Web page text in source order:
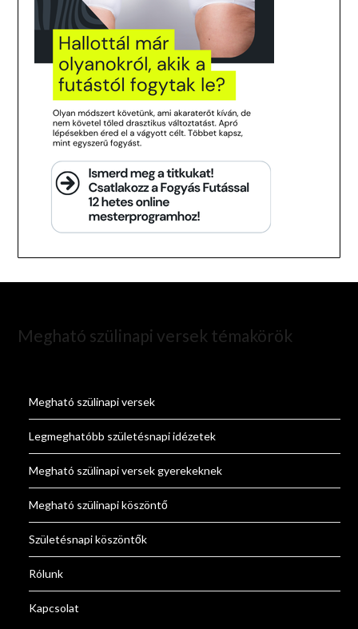
Megható szülinapi versek témakörök
Megható szülinapi versek
Legmeghatóbb születésnapi idézetek
Megható szülinapi versek gyerekeknek
Megható szülinapi köszöntő
Születésnapi köszöntők
Rólunk
Kapcsolat